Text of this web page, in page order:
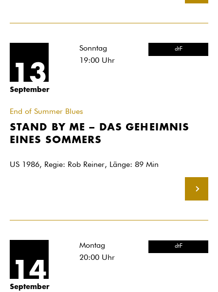
13
September
Sonntag
19:00Uhr
dtF
End of Summer Blues
STAND BY ME – DAS GEHEIMNIS
EINES SOMMERS
US 1986, Regie: Rob Reiner, Länge: 89 Min
14
September
Montag
20:00Uhr
dtF